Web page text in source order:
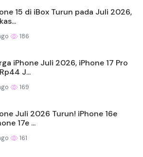
15 di iBox Turun pada Juli 2026,
186
iPhone Juli 2026, iPhone 17 Pro
J...
169
Juli 2026 Turun! iPhone 16e
17e ...
161